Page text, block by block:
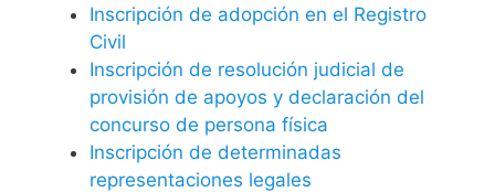
Inscripción de adopción en el Registro
Civil
Inscripción de resolución judicial de
provisión de apoyos y declaración del
concurso de persona física
Inscripción de determinadas
representaciones legales